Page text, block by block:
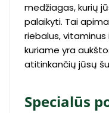
medžiagas, kurių
palaikyti. Tai
riebalus, vitaminus
kuriame yra
atitinkančių jūsų
Specialūs